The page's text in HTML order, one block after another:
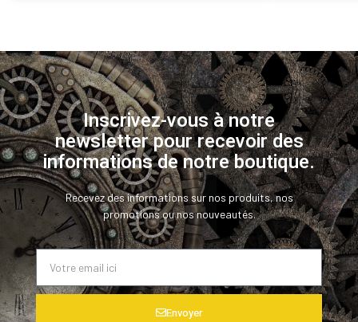
Inscrivez-vous à notre
newsletter pour recevoir des
informations de notre boutique.
Recevez des informations sur nos produits, nos
promotions ou nos nouveautés.
Envoyer